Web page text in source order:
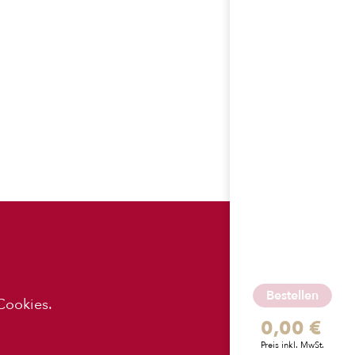
Bestellen
0,00 €
Preis inkl. MwSt.